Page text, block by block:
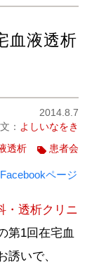
血液透析
2014.8.7
文： よしいなをき
透析 患者会
ページ
・透析クリニ
第1回在宅血
いで、